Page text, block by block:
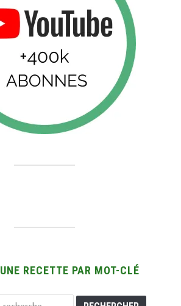
RECETTE PAR MOT-CLÉ